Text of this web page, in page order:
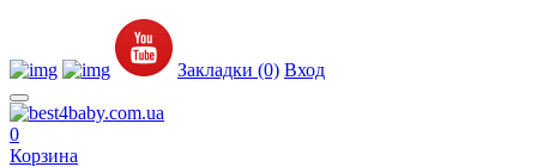
Закладки (0) Вход
0
Корзина